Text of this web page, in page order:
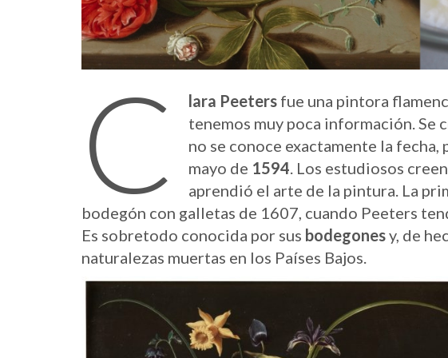
C lara Peetersfue una pintora
tenemos muy poca información. Se
no se conoce exactamente la
mayo de 1594. Los estudiosos
aprendió el arte de la pintura. La
bodegón con galletas de 1607, cuando Peeters
Es sobretodo conocida por sus bodegonesy, de
naturalezas muertas en los Países Bajos.